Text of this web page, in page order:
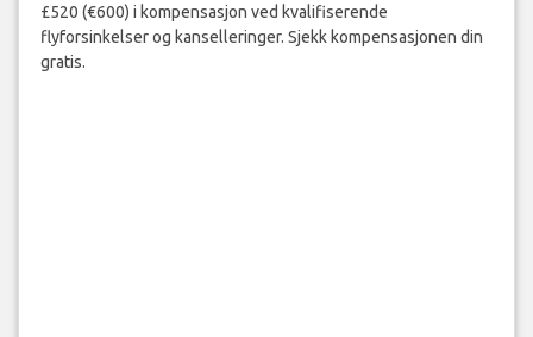
£520 (€600) i kompensasjon ved kvalifiserende
flyforsinkelser og kanselleringer. Sjekk kompensasjonen din
gratis.